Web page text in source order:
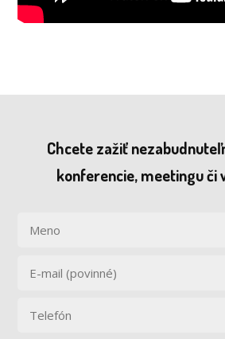
Chcete zažiť
konferencie, meetingu či